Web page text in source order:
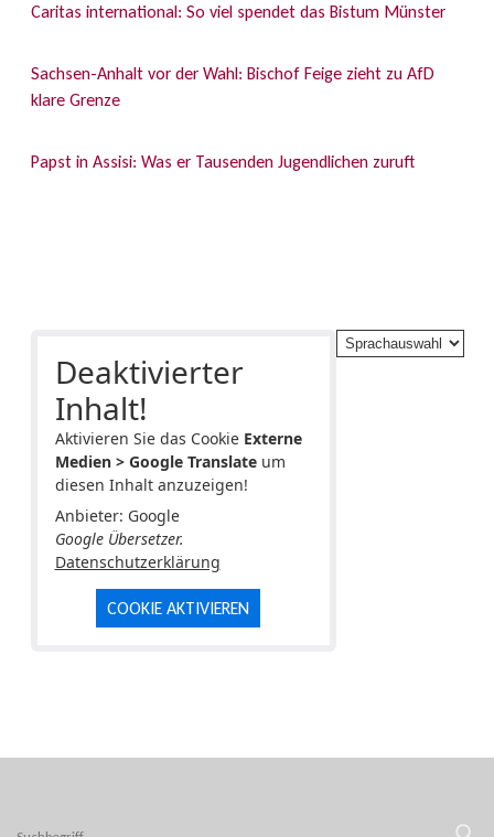
Caritas international: So viel spendet das Bistum Münster
Sachsen-Anhalt vor der Wahl: Bischof Feige zieht zu AfD
klare Grenze
Papst in Assisi: Was er Tausenden Jugendlichen zuruft
Deaktivierter
Inhalt!
Aktivieren Sie das Cookie Externe
Medien > Google Translateum
diesen Inhalt anzuzeigen!
Anbieter: Google
Google Übersetzer.
Datenschutzerklärung
COOKIE AKTIVIEREN